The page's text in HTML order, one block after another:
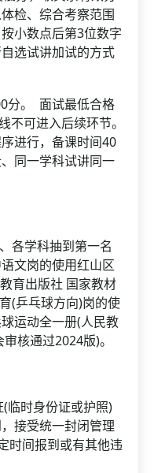
检、综合考察范围
小数点后第3位数字
选试讲加试的方式
。 面试最低合格
不可进入后续环节。
进行，备课时间40
同一学科试讲同一
学科抽到第一名
文岗的使用红山区
育出版社 国家教材
(乒乓球方向)岗的使
运动全一册(人民教
核通过2024版)。
时身份证或护照)
接受统一封闭管理
时间报到或有其他违